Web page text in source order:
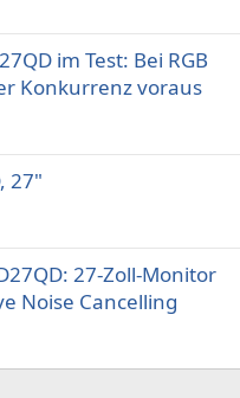
im Test: Bei RGB
Konkurrenz voraus
27"
27-Zoll-Monitor
Noise Cancelling